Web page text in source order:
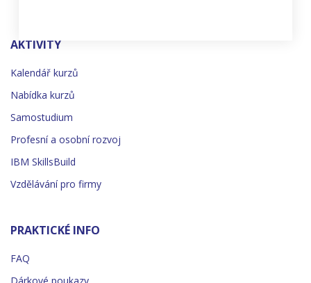
AKTIVITY
Kalendář kurzů
Nabídka kurzů
Samostudium
Profesní a osobní rozvoj
IBM SkillsBuild
Vzdělávání pro firmy
PRAKTICKÉ INFO
FAQ